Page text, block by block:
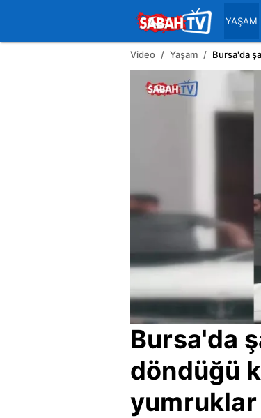
YAŞAM
Video Yaşam
Bursa'da
döndüğü